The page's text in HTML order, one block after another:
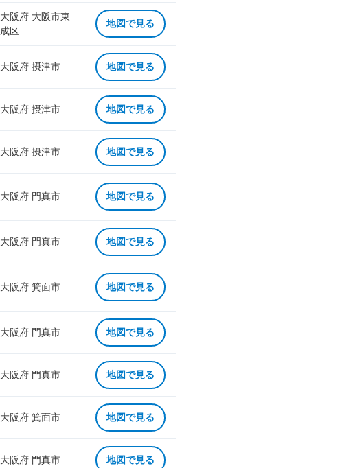
大阪府 大阪市東
成区
地図で見る
大阪府 摂津市 地図で見る
大阪府 摂津市 地図で見る
大阪府 摂津市 地図で見る
大阪府 門真市 地図で見る
大阪府 門真市 地図で見る
大阪府 箕面市 地図で見る
大阪府 門真市 地図で見る
大阪府 門真市 地図で見る
大阪府 箕面市 地図で見る
大阪府 門真市 地図で見る